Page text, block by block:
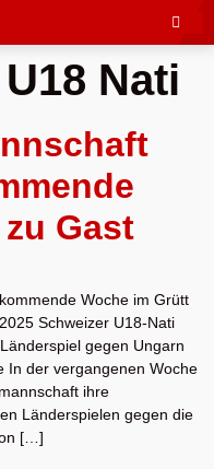
U18 Nati
Gast
Woche im Grütt
Schweizer U18-Nati
gegen Ungarn
In der vergangenen Woche
ihre
Länderspielen gegen die
[…]